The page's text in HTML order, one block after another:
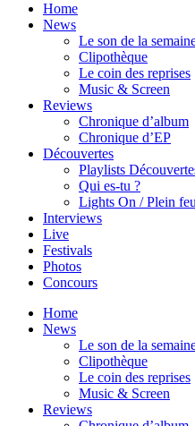
Home
News
Le son de la
Clipothèque
Le coin des reprises
Music & Screen
Reviews
Chronique d’album
Chronique d’EP
Découvertes
Playlists
Qui es-tu ?
Lights On / Plein
Interviews
Live
Festivals
Photos
Concours
Home
News
Le son de la
Clipothèque
Le coin des reprises
Music & Screen
Reviews